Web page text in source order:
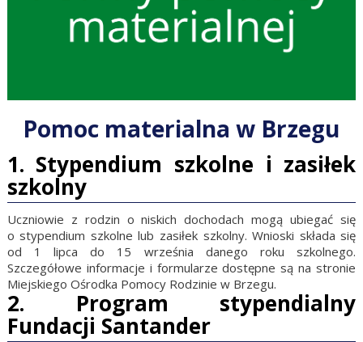
Pomoc materialna w Brzegu
1. Stypendium szkolne i zasiłek
szkolny
Uczniowie z rodzin o niskich dochodach mogą ubiegać się
o stypendium szkolne lub zasiłek szkolny. Wnioski składa się
od 1 lipca do 15 września danego roku szkolnego.
Szczegółowe informacje i formularze dostępne są na stronie
Miejskiego Ośrodka Pomocy Rodzinie w Brzegu.
2. Program stypendialny
Fundacji Santander